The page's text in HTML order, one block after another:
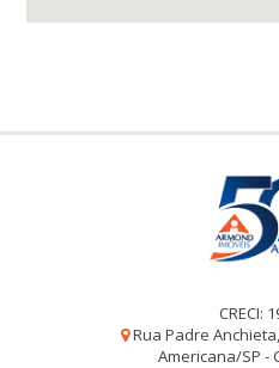
CRECI:
Rua Padre
Americana/SP -